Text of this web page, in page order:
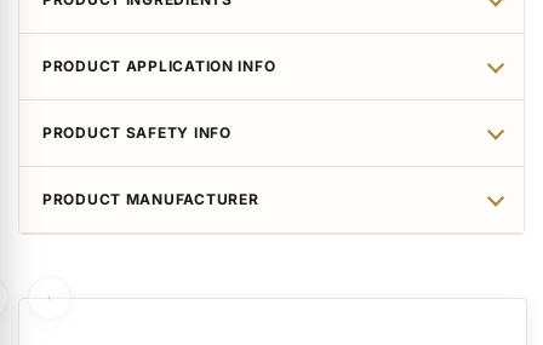
PRODUCT APPLICATION INFO
PRODUCT SAFETY INFO
PRODUCT MANUFACTURER